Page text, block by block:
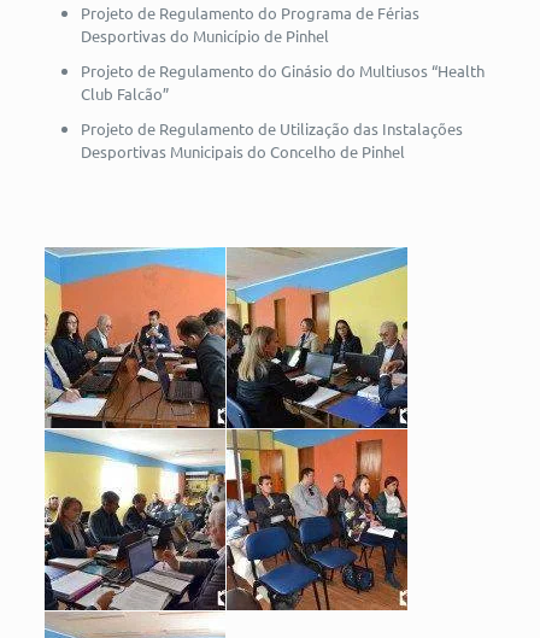
Projeto de Regulamento do Programa de Férias
Desportivas do Município de Pinhel
Projeto de Regulamento do Ginásio do Multiusos “Health
Club Falcão”
Projeto de Regulamento de Utilização das Instalações
Desportivas Municipais do Concelho de Pinhel